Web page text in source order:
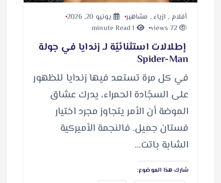
أفلام , ازياء, مشاهير
يونيو 20, 2026
72 views
إطلالات استثنائيّة لـ زندايا في جولة
Spider-Man
في كل مرة تستعد فيها زندايا للظهور
على السجّادة الحمراء، يدرك عشاق
الموضة أن الأمر يتجاوز مجرد اختيار
فستان جميل. فالنجمة الأميركية
الشابة باتت…
شارك هذا الموضوع: